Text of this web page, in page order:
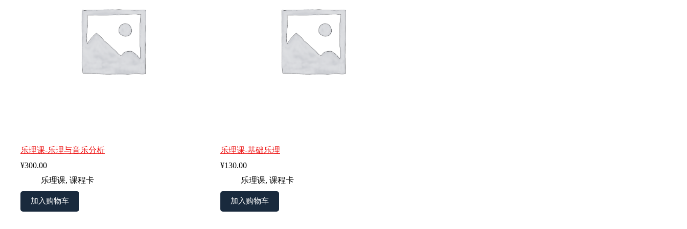
乐理课-乐理与音乐分析
¥300.00
乐理课, 课程卡
加入购物车
乐理课-基础乐理
¥130.00
乐理课, 课程卡
加入购物车